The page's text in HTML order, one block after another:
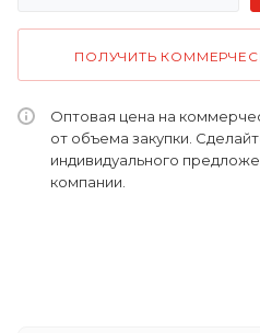
ПОЛУЧИТЬ
Оптовая цена на
от объема закупки.
индивидуального
компании.